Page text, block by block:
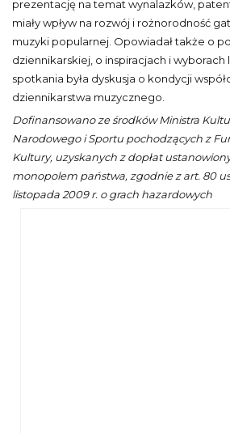
prezentację na temat wynalazków,
miały wpływ na rozwój i rożnorodność
muzyki popularnej. Opowiadał także o
dziennikarskiej, o inspiracjach i wyborach
spotkania była dyskusja o kondycji
dziennikarstwa muzycznego.
Dofinansowano ze środków Ministra
Narodowego i Sportu pochodzących z
Kultury, uzyskanych z dopłat
monopolem państwa, zgodnie z art. 80
listopada 2009 r. o grach hazardowych